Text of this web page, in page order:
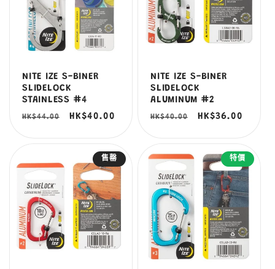
NITE IZE S-BINER
SLIDELOCK
STAINLESS #4
定
HK$44.00
售
HK$40.00
NITE IZE S-BINER
SLIDELOCK
ALUMINUM #2
定
HK$40.00
售
HK$36.00
售罄 特價